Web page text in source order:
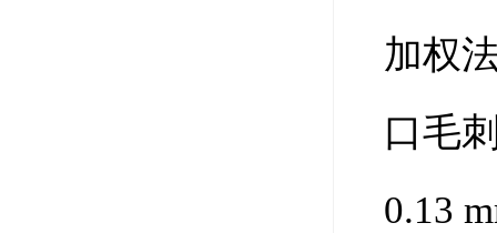
加权
口毛
0.13